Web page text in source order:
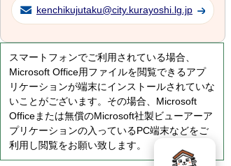
kenchikujutaku@city.kurayoshi.lg.jp
スマートフォンでご利用されている場合、
Microsoft Office用ファイルを閲覧できるアプ
リケーションが端末にインストールされていな
いことがございます。その場合、Microsoft
Officeまたは無償のMicrosoft社製ビューアーア
プリケーションの入っているPC端末などをご
利用し閲覧をお願い致します。